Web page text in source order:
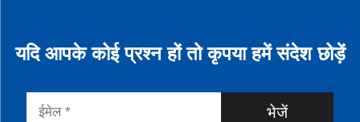
यदि आपके कोई प्रश्न हों तो कृपया हमें संदेश छोड़ें
भेजें